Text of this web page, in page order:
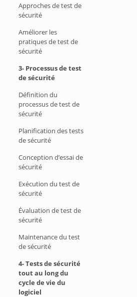
Approches de test de
sécurité
Améliorer les
pratiques de test de
sécurité
3- Processus de test
de sécurité
Définition du
processus de test de
sécurité
Planification des tests
de sécurité
Conception d’essai de
sécurité
Exécution du test de
sécurité
Évaluation de test de
sécurité
Maintenance du test
de sécurité
4- Tests de sécurité
tout au long du
cycle de vie du
logiciel